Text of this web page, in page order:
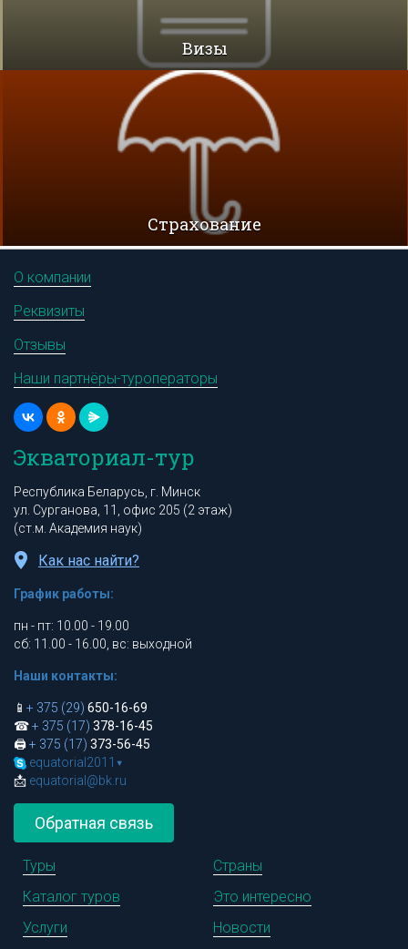
Визы
Cтрахование
О компании
Реквизиты
Отзывы
Наши партнёры-туроператоры
Экваториал-тур
Республика Беларусь, г. Минск
ул. Сурганова, 11, офис 205 (2 этаж)
(ст.м. Академия наук)
Как нас найти?
График работы:
пн - пт: 10.00 - 19.00
сб: 11.00 - 16.00, вс: выходной
Наши контакты:
📱 + 375 (29) 650-16-69
☎+ 375 (17) 378-16-45
🖨+ 375 (17) 373-56-45
equatorial2011 ▾
📩 equatorial@bk.ru
Обратная связь
Туры
Страны
Каталог туров
Это интересно
Услуги
Новости